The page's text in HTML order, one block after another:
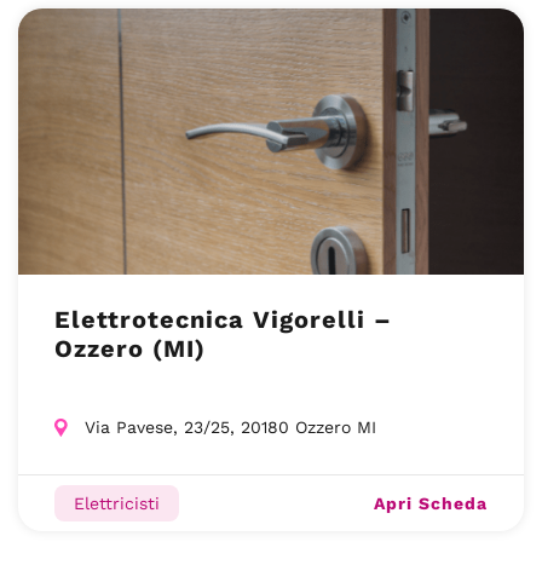
Elettrotecnica Vigorelli –
Ozzero (MI)
Via Pavese, 23/25, 20180 Ozzero MI
Elettricisti Apri Scheda